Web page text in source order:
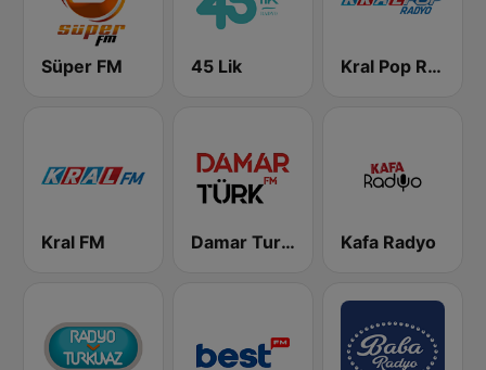
Süper FM 45 Lik Kral Pop Radyo
Kral FM Damar Turk FM Kafa Radyo